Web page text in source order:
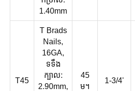
1.40mm
T45
T Brads
Nails,
16GA,
ទទឹង
ក្បាល:
2.90mm,
45
ម។
1-3/4'